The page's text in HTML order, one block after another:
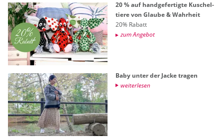
20 % auf hand­ge­fer­tig­te Ku­schel­
tie­re von Glau­be & Wahr­heit
20% Ra­batt
zum An­ge­bot
Baby unter der Jacke tra­gen
wei­ter­le­sen